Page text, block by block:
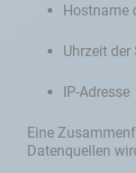
Hostname
Uhrzeit der
IP-Adresse
Eine
Datenquellen